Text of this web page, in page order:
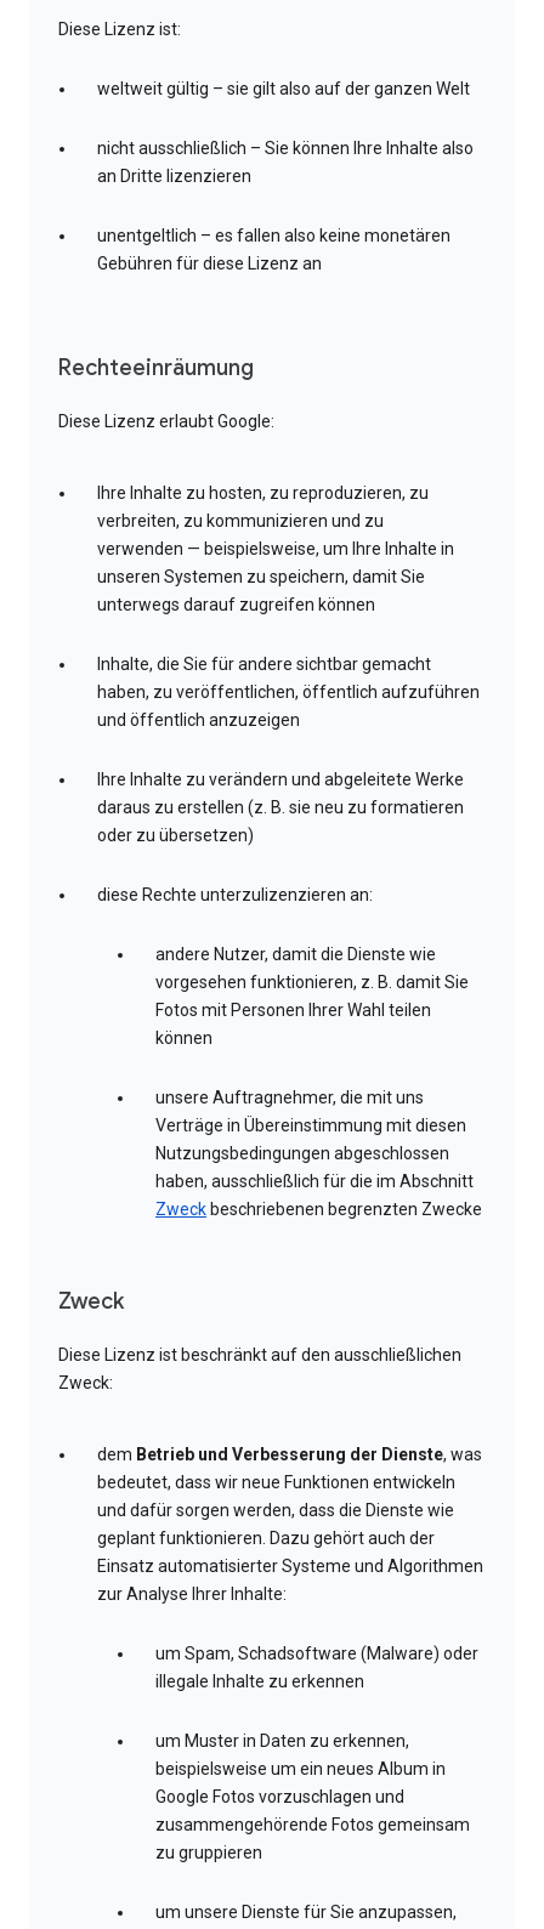
Diese Lizenz ist:
weltweit gültig – sie gilt also auf der ganzen Welt
nicht ausschließlich – Sie können Ihre Inhalte also
an Dritte lizenzieren
unentgeltlich – es fallen also keine monetären
Gebühren für diese Lizenz an
Rechteeinräumung
Diese Lizenz erlaubt Google:
Ihre Inhalte zu hosten, zu reproduzieren, zu
verbreiten, zu kommunizieren und zu
verwenden — beispielsweise, um Ihre Inhalte in
unseren Systemen zu speichern, damit Sie
unterwegs darauf zugreifen können
Inhalte, die Sie für andere sichtbar gemacht
haben, zu veröffentlichen, öffentlich aufzuführen
und öffentlich anzuzeigen
Ihre Inhalte zu verändern und abgeleitete Werke
daraus zu erstellen (z. B. sie neu zu formatieren
oder zu übersetzen)
diese Rechte unterzulizenzieren an:
andere Nutzer, damit die Dienste wie
vorgesehen funktionieren, z. B. damit Sie
Fotos mit Personen Ihrer Wahl teilen
können
unsere Auftragnehmer, die mit uns
Verträge in Übereinstimmung mit diesen
Nutzungsbedingungen abgeschlossen
haben, ausschließlich für die im Abschnitt
Zweck beschriebenen begrenzten Zwecke
Zweck
Diese Lizenz ist beschränkt auf den ausschließlichen
Zweck:
dem Betrieb und Verbesserung der Dienste, was
bedeutet, dass wir neue Funktionen entwickeln
und dafür sorgen werden, dass die Dienste wie
geplant funktionieren. Dazu gehört auch der
Einsatz automatisierter Systeme und Algorithmen
zur Analyse Ihrer Inhalte:
um Spam, Schadsoftware (Malware) oder
illegale Inhalte zu erkennen
um Muster in Daten zu erkennen,
beispielsweise um ein neues Album in
Google Fotos vorzuschlagen und
zusammengehörende Fotos gemeinsam
zu gruppieren
um unsere Dienste für Sie anzupassen,